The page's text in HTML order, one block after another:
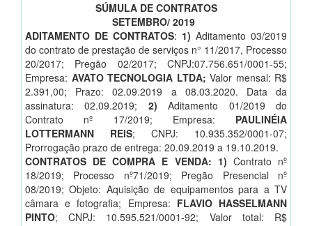
SÚMULA DE CONTRATOS
SETEMBRO/ 2019
ADITAMENTO DE CONTRATOS: 1) Aditamento 03/2019
do contrato de prestação de serviços n° 11/2017, Processo
20/2017; Pregão 02/2017; CNPJ:07.756.651/0001-55;
Empresa: AVATO TECNOLOGIA LTDA; Valor mensal: R$
2.391,00; Prazo: 02.09.2019 a 08.03.2020. Data da
assinatura: 02.09.2019; 2) Aditamento 01/2019 do
Contrato nº 17/2019; Empresa: PAULINÉIA
LOTTERMANN REIS; CNPJ: 10.935.352/0001-07;
Prorrogação prazo de entrega: 20.09.2019 a 19.10.2019.
CONTRATOS DE COMPRA E VENDA: 1) Contrato nº
18/2019; Processo nº71/2019; Pregão Presencial nº
08/2019; Objeto: Aquisição de equipamentos para a TV
câmara e fotografia; Empresa: FLAVIO HASSELMANN
PINTO; CNPJ: 10.595.521/0001-92; Valor total: R$